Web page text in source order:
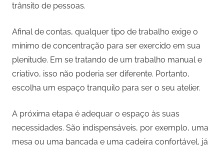
trânsito de pessoas.
Afinal de contas, qualquer tipo de trabalho exige o
mínimo de concentração para ser exercido em sua
plenitude. Em se tratando de um trabalho manual e
criativo, isso não poderia ser diferente. Portanto,
escolha um espaço tranquilo para ser o seu atelier.
A próxima etapa é adequar o espaço às suas
necessidades. São indispensáveis, por exemplo, uma
mesa ou uma bancada e uma cadeira confortável, já